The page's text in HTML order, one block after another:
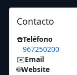
Contacto
☎️Teléfono
967250200
✉️Email
🌐Website